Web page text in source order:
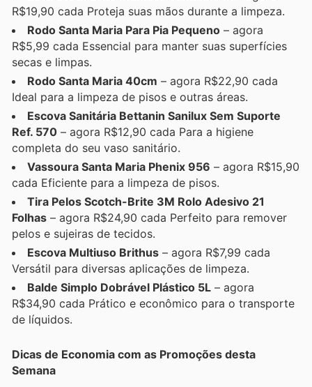
R$19,90 cada Proteja suas mãos durante a limpeza.
Rodo Santa Maria Para Pia Pequeno – agora
R$5,99 cada Essencial para manter suas superfícies
secas e limpas.
Rodo Santa Maria 40cm – agora R$22,90 cada
Ideal para a limpeza de pisos e outras áreas.
Escova Sanitária Bettanin Sanilux Sem Suporte
Ref. 570 – agora R$12,90 cada Para a higiene
completa do seu vaso sanitário.
Vassoura Santa Maria Phenix 956 – agora R$15,90
cada Eficiente para a limpeza de pisos.
Tira Pelos Scotch-Brite 3M Rolo Adesivo 21
Folhas – agora R$24,90 cada Perfeito para remover
pelos e sujeiras de tecidos.
Escova Multiuso Brithus – agora R$7,99 cada
Versátil para diversas aplicações de limpeza.
Balde Simplo Dobrável Plástico 5L – agora
R$34,90 cada Prático e econômico para o transporte
de líquidos.
Dicas de Economia com as Promoções desta
Semana